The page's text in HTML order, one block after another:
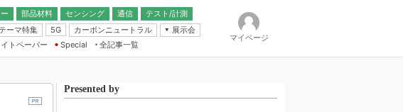
部品材料 センシング
通信
テスト/計測
ーマ特集
5G カーボンニュートラル
展示会
IoT・エッジコンピューティング
EXPO
CEATEC
トペーパー
Special
全記事一覧
マイページ
Presented by